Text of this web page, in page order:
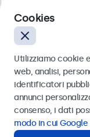
Italiano
Cookies
Utilizziamo cookie
web, analisi,
identificatori
annunci
consenso, i dati
modo in cui